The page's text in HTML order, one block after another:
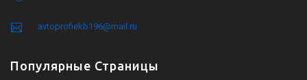
avtoprofiekb196@mail.ru
Популярные Страницы